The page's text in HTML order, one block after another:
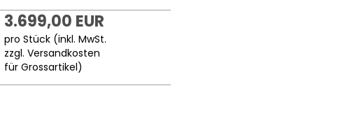
3.699,00 EUR
pro Stück (inkl. MwSt.
zzgl.Versandkosten
für Grossartikel)